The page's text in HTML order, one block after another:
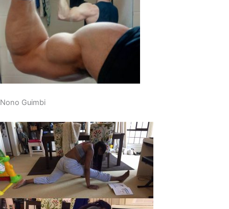
Nono Guimbi